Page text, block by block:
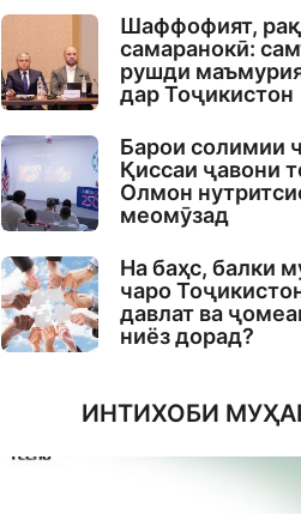
Шаффофият,
самаранокӣ:
рушди
дар Тоҷикистон
Барои солимии
Қиссаи ҷавони
Олмон
меомӯзад
На баҳс, балки
чаро
давлат ва
ниёз дорад?
ИНТИХОБИ